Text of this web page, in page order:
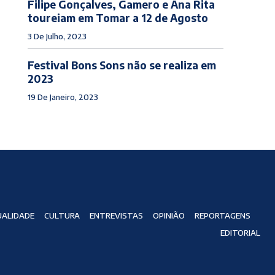
Filipe Gonçalves, Gamero e Ana Rita
toureiam em Tomar a 12 de Agosto
3 De Julho, 2023
Festival Bons Sons não se realiza em
2023
19 De Janeiro, 2023
CULTURA ENTREVISTAS OPINIÃO
REPORTAGENS
EDITORIAL